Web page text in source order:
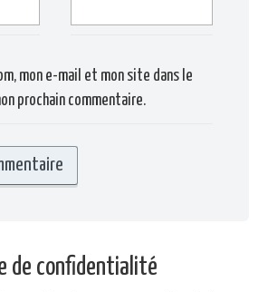
mon e-mail et mon site dans le
prochain commentaire.
de confidentialité